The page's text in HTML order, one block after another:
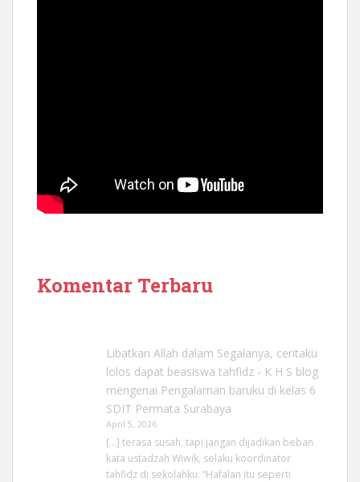
Komentar Terbaru
Libatkan Allah dalam Segalanya, ceritaku
lolos dapat beasiswa tahfidz - K H S blog
mengenai Pengalaman baruku di kelas 6
SDIT Permata Surabaya
April 5, 2026
[…] terasa susah, tapi jangan dijadikan beban
kata ustadzah Wiwik, selaku koordinator
tahfidz di sekolahku. “Hafalan itu seperti